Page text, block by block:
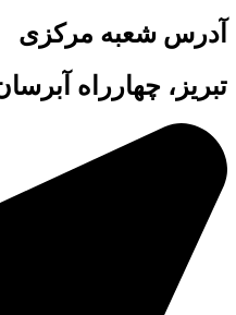
آدرس شعبه مرکزی
تبریز، چهارراه